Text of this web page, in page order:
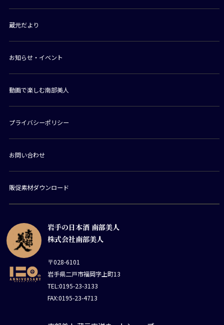
岩手の日本酒 南部美人
株式会社南部美人
〒028-6101
岩手県二戸市福岡字上町13
TEL:0195-23-3133
FAX:0195-23-4713
蔵元だより
お知らせ・イベント
動画で楽しむ南部美人
プライバシーポリシー
お問い合わせ
販促素材ダウンロード